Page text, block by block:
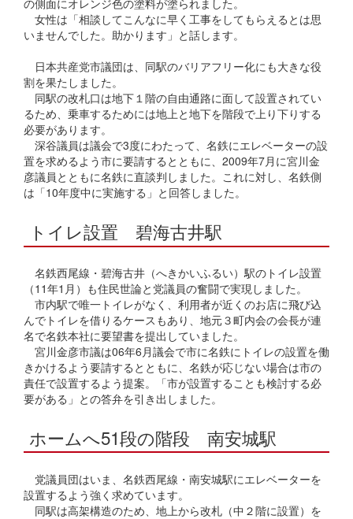
の側面にオレンジ色の塗料が塗られました。
女性は「相談してこんなに早く工事をしてもらえるとは思
いませんでした。助かります」と話します。
日本共産党市議団は、同駅のバリアフリー化にも大きな役
割を果たしました。
同駅の改札口は地下１階の自由通路に面して設置されてい
るため、乗車するためには地上と地下を階段で上り下りする
必要があります。
深谷議員は議会で3度にわたって、名鉄にエレベーターの設
置を求めるよう市に要請するとともに、2009年7月に宮川金
彦議員とともに名鉄に直談判しました。これに対し、名鉄側
は「10年度中に実施する」と回答しました。
トイレ設置 碧海古井駅
名鉄西尾線・碧海古井（へきかいふるい）駅のトイレ設置
（11年1月）も住民世論と党議員の奮闘で実現しました。
市内駅で唯一トイレがなく、利用者が近くのお店に飛び込
んでトイレを借りるケースもあり、地元３町内会の会長が連
名で名鉄本社に要望書を提出していました。
宮川金彦市議は06年6月議会で市に名鉄にトイレの設置を働
きかけるよう要請するとともに、名鉄が応じない場合は市の
責任で設置するよう提案。「市が設置することも検討する必
要がある」との答弁を引き出しました。
ホームへ51段の階段 南安城駅
党議員団はいま、名鉄西尾線・南安城駅にエレベーターを
設置するよう強く求めています。
同駅は高架構造のため、地上から改札（中２階に設置）を